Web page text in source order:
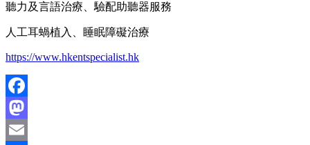
聽力及言語治療、驗配助聽器服務
人工耳蝸植入、睡眠障礙治療
https://www.hkentspecialist.hk
Facebook
Mastodon